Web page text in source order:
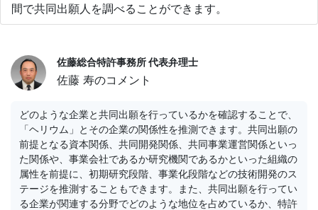
間で共同出願人を調べることができます。
佐藤総合特許事務所 代表弁理士
佐藤 寿のコメント
どのような企業と共同出願を行っているかを確認することで、
「ヘリウム」とその企業の関係性を推測できます。共同出願の
前提となる資本関係、共同開発関係、共同事業運営関係といっ
た関係や、事業会社であるか研究機関であるかといった組織の
属性を前提に、初期研究段階、事業化段階などの技術開発のス
テージを推測することもできます。また、共同出願を行ってい
る企業が関連する分野でどのような地位を占めているか、特許